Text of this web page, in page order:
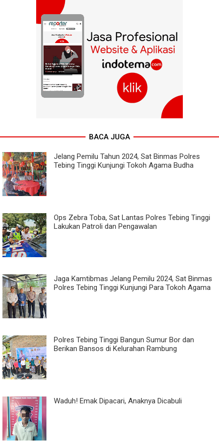
BACA JUGA
Jelang Pemilu Tahun 2024, Sat Binmas Polres
Tebing Tinggi Kunjungi Tokoh Agama Budha
Ops Zebra Toba, Sat Lantas Polres Tebing Tinggi
Lakukan Patroli dan Pengawalan
Jaga Kamtibmas Jelang Pemilu 2024, Sat Binmas
Polres Tebing Tinggi Kunjungi Para Tokoh Agama
Polres Tebing Tinggi Bangun Sumur Bor dan
Berikan Bansos di Kelurahan Rambung
Waduh! Emak Dipacari, Anaknya Dicabuli